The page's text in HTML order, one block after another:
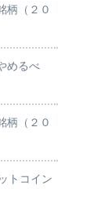
柄（２０
めるべ
柄（２０
トコイン